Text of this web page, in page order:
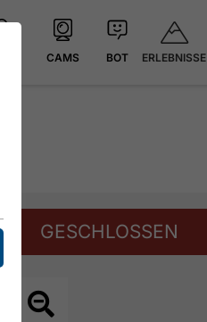
CAMS BOT ERLEBNISSE
GESCHLOSSEN